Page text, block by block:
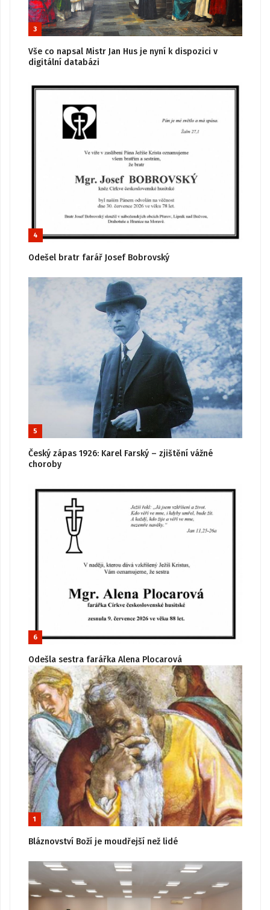
3
Vše co napsal Mistr Jan Hus je nyní k dispozici v
digitální databázi
4
Odešel bratr farář Josef Bobrovský
5
Český zápas 1926: Karel Farský – zjištění vážné
choroby
6
Odešla sestra farářka Alena Plocarová
1
Bláznovství Boží je moudřejší než lidé